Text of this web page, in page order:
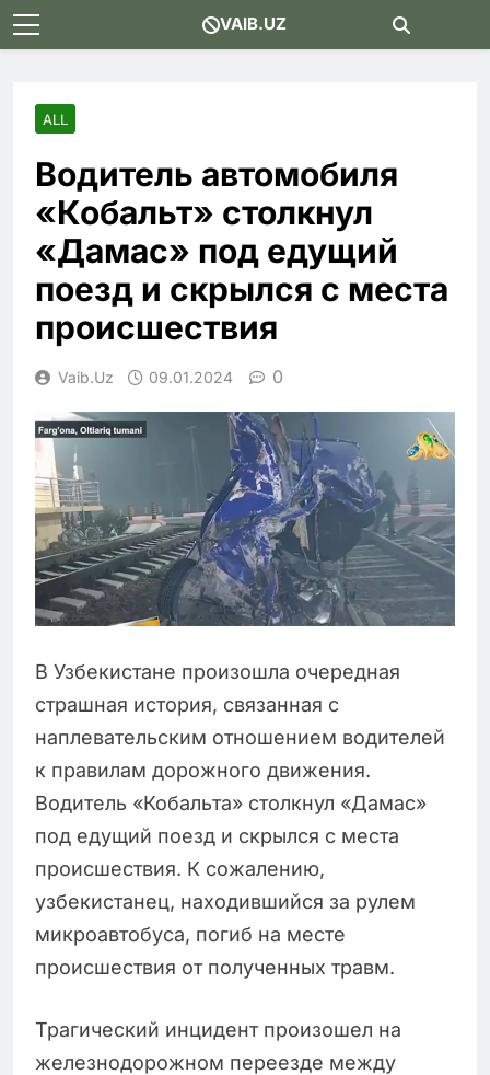
Skip
to
VAIB.UZ
ALL
Водитель автомобиля
«Кобальт» столкнул
«Дамас» под едущий
поезд и скрылся с места
происшествия
Vaib.uz 09.01.2024 0
В Узбекистане произошла очередная
страшная история, связанная с
наплевательским отношением водителей
к правилам дорожного движения.
Водитель «Кобальта» столкнул «Дамас»
под едущий поезд и скрылся с места
происшествия. К сожалению,
узбекистанец, находившийся за рулем
микроавтобуса, погиб на месте
происшествия от полученных травм.
Трагический инцидент произошел на
железнодорожном переезде между